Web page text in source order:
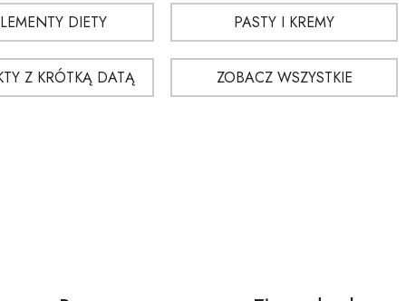
DIETY PASTY I KREMY
Z KRÓTKĄ DATĄ ZOBACZ WSZYSTKIE